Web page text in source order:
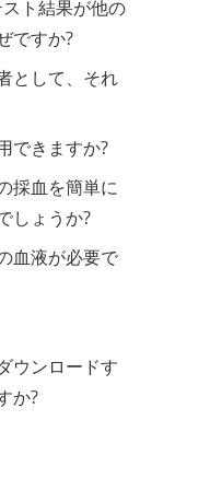
ト結果が他の
ですか?
として、それ
できますか?
採血を簡単に
しょうか?
血液が必要で
ウンロードす
か?